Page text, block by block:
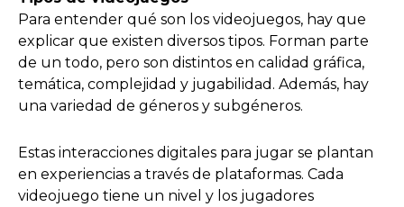
Para entender qué son los videojuegos, hay que
explicar que existen diversos tipos. Forman parte
de un todo, pero son distintos en calidad gráfica,
temática, complejidad y jugabilidad. Además, hay
una variedad de géneros y subgéneros.
Estas interacciones digitales para jugar se plantan
en experiencias a través de plataformas. Cada
videojuego tiene un nivel y los jugadores